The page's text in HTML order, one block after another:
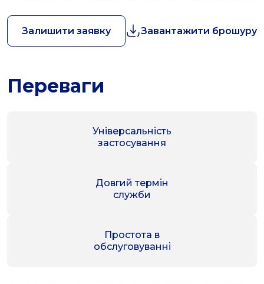
Залишити заявку Завантажити брошуру
Переваги
Універсальність
застосування
Довгий термін
служби
Простота в
обслуговуванні